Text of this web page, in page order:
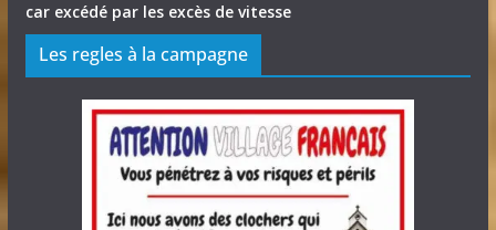
car excédé par les excès de vitesse
Les regles à la campagne